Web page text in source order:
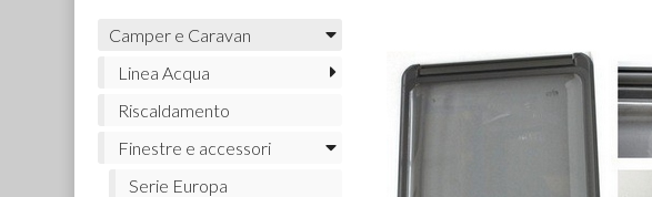
Camper e Caravan
Linea Acqua
Riscaldamento
Finestre e accessori
Serie Europa